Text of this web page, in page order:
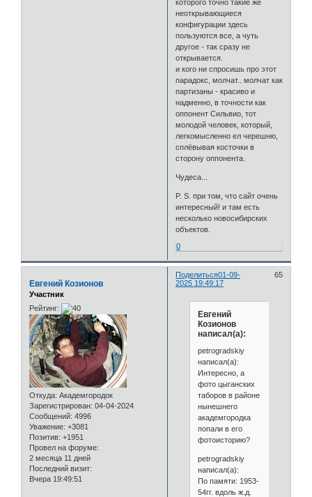
которого точно такие же
неоткрывающиеся
конфигурации здесь
пользуются все, а чуть
другое - так сразу не
открывается.
и кого ни спросишь про этот
парадокс, молчат.. молчат как
партизаны - красиво и
надменно, в точности как
оппонент Сильвио, тот
молодой человек, который,
легкомысленно ел черешню,
сплёвывая косточки в
сторону оппонента.
Чудеса...
P. S. при том, что сайт очень
интересный! и там есть
несколько новосибирских
объектов.
0
Поделиться 65
01-09-
2025 19:49:17
Евгений Козионов
Участник
Рейтинг:
Откуда: Академгородок
Зарегистрирован: 04-04-2024
Сообщений: 4996
Уважение: +3081
Позитив: +1951
Провел на форуме:
2 месяца 11 дней
Последний визит:
Вчера 19:49:51
Евгений
Козионов
написал(а):
petrogradskiy
написал(а):
Интересно, а
фото цыганских
таборов в районе
нынешнего
академгородка
попали в его
фотоисторию?
petrogradskiy
написал(а):
По памяти: 1953-
54гг. вдоль ж.д.